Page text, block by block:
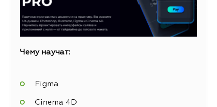
Чему научат:
Figma
Cinema 4D